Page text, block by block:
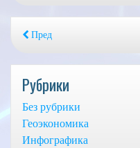
Пред
Рубрики
Без рубрики
Геоэкономика
Инфографика